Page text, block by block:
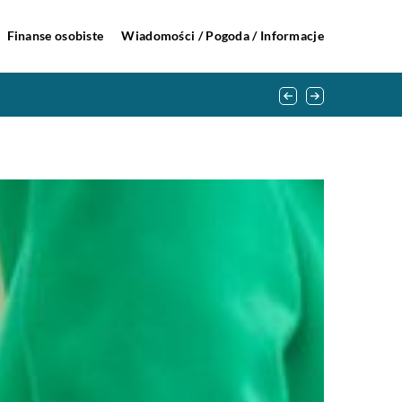
Finanse osobiste Wiadomości / Pogoda / Informacje